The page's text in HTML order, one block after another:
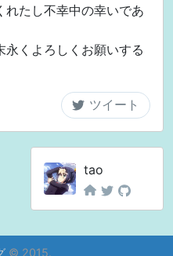
たし不幸中の幸いであ
くよろしくお願いする
tao
© 2015.